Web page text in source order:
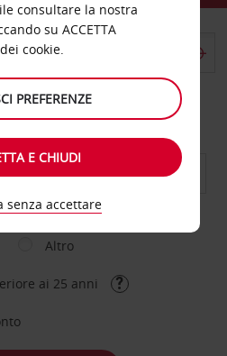
diversa
AL GIORNO
Altro
ai 25 anni
consultare la nostra
su ACCETTA
cookie.
PREFERENZE
E CHIUDI
senza accettare